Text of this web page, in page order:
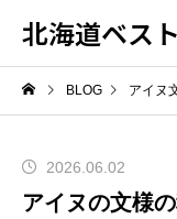
北海道ベス
BLOG アイヌ
2026.06.02
アイヌの文様